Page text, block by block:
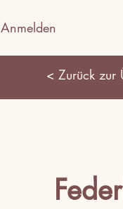
Anmelden
< Zurück zur